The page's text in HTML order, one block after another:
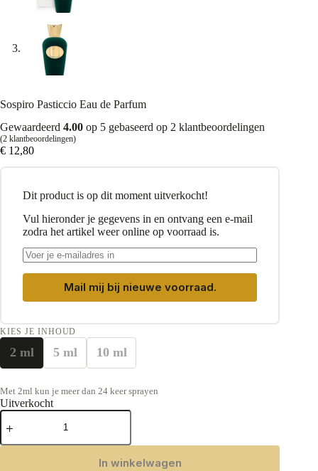
Sospiro Pasticcio Eau de Parfum
Gewaardeerd 4.00 op 5 gebaseerd op 2 klantbeoordelingen
(2 klantbeoordelingen)
€ 12,80
Dit product is op dit moment uitverkocht!
Vul hieronder je gegevens in en ontvang een e-mail
zodra het artikel weer online op voorraad is.
Mail mij bij nieuwe voorraad.
KIES JE INHOUD
2 ml 5 ml 10 ml
Met 2ml kun je meer dan 24 keer sprayen
Uitverkocht
Sospiro
Pasticcio
de
In winkelwagen